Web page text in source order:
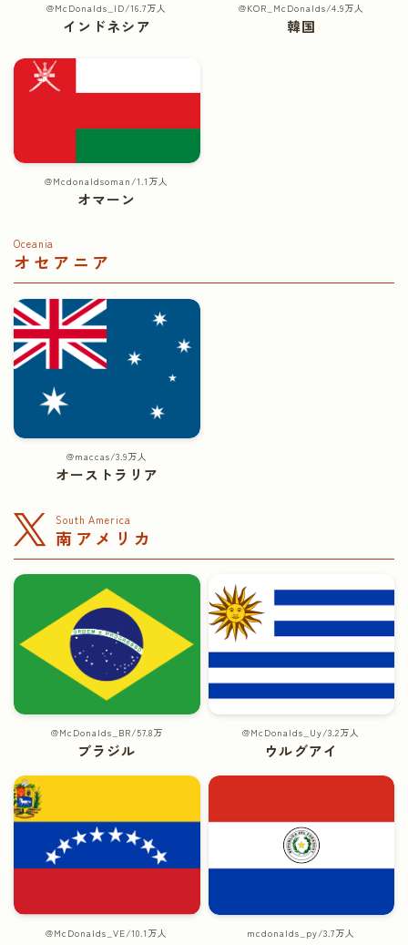
@McDonalds_ID/16.7万人
インドネシア
@KOR_McDonalds/4.9万人
韓国
@Mcdonaldsoman/1.1万人
オマーン
Oceania
オセアニア
@maccas/3.9万人
オーストラリア
South America
南アメリカ
@McDonalds_BR/57.8万
ブラジル
@McDonalds_Uy/3.2万人
ウルグアイ
@McDonalds_VE/10.1万人 mcdonalds_py/3.7万人